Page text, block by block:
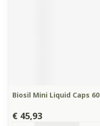
Biosil Mini Liquid Caps 60
€ 45,93